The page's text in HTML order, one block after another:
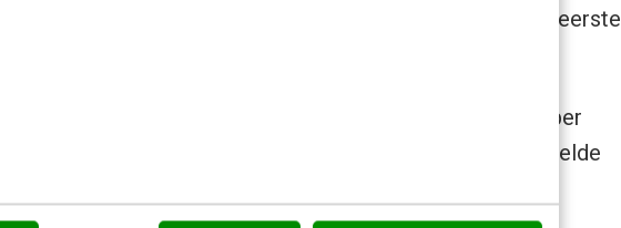
genoeg was om door te klikken. Dat maakt reeds een eerste
through rate van een nieuwsbrief verschillen dan wel per
mode of auto’s, maar Mailchimp berekende een gemiddelde
van 2.78%.